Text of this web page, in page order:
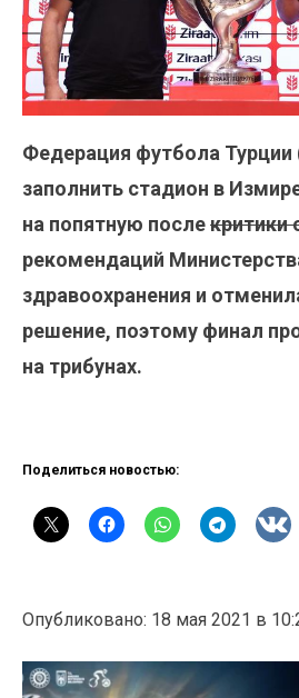
Федерация футбола
заполнить стадион в
на попятную послекритики
рекомендаций
здравоохранения и
решение, поэтому финал
на трибунах.
Поделиться новостью:
Опубликовано: 18 мая 2021 в